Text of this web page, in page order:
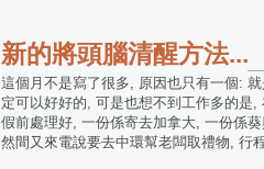
新的將頭腦清醒方法...
這個月不是寫了很多, 原因也只有一個:
定可以好好的, 可是也想不到工作多的是
假前處理好, 一份係寄去加拿大, 一份係
然間又來電說要去中環幫老闆取禮物, 行